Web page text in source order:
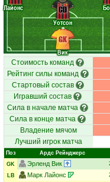
Вик
Лайонс
Уотсон
GK
CD
Стоимость команд
Рейтинг силы команд
Стартовый состав
Игравший состав
Сила в начале матча
Сила в конце матча
Владение мячом
Лучший игрок матча
Поз Ардс Рейнджерс
GK
Эрленд Вик
LB
Марк Лайонс